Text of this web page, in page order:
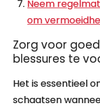
Neem
om
Zorg voor
blessures te
Het is essentieel
schaatsen